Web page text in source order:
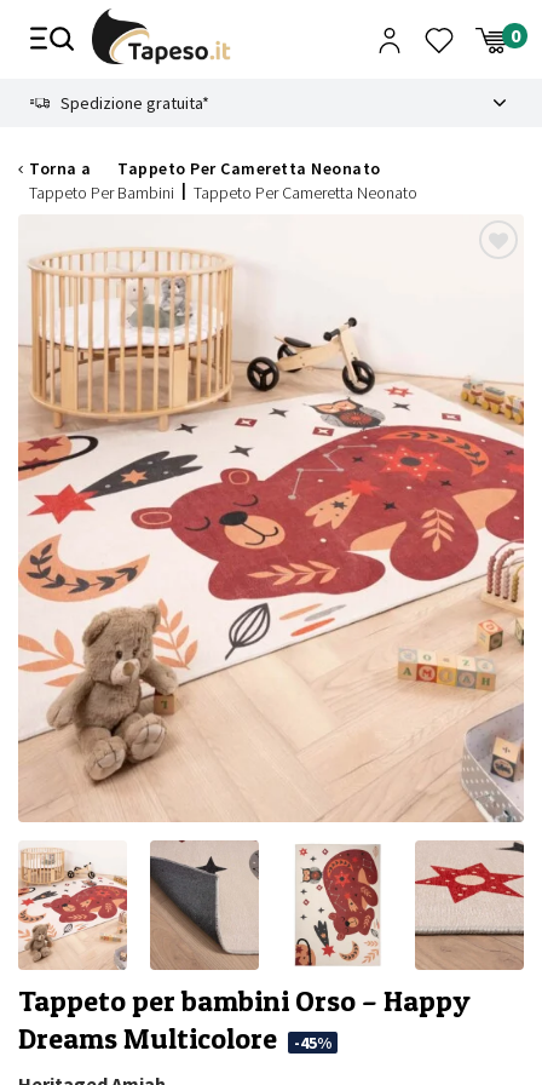
Spedizione gratuita*
Torna a
Tappeto Per Cameretta Neonato
Tappeto Per Bambini
Tappeto Per Cameretta Neonato
Tappeto per bambini Orso – Happy
Dreams Multicolore
-45%